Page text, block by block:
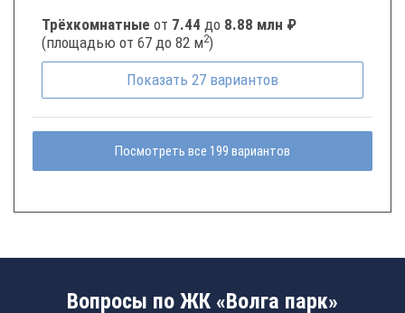
Трёхкомнатные от 7.44 до 8.88 млн ₽
(площадью от 67 до 82 м2)
Показать 27 вариантов
Посмотреть все 199 вариантов
Вопросы по ЖК «Волга парк»